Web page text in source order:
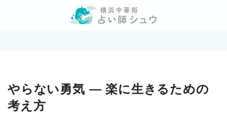
やらない勇気 ― 楽に生きるための
考え方